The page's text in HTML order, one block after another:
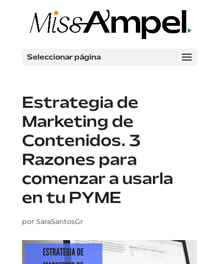
Seleccionar página
Estrategia de
Marketing de
Contenidos. 3
Razones para
comenzar a usarla
en tu PYME
por SaraSantosGr